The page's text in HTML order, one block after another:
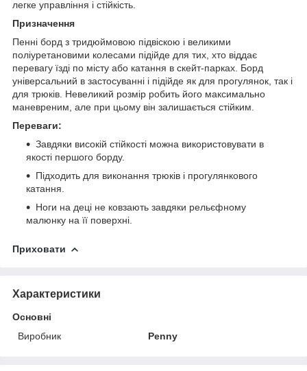
легке управління і стійкість.
Призначення
Пенні борд з тридюймовою підвіскою і великими
поліуретановими колесами підійде для тих, хто віддає
перевагу їзді по місту або катання в скейт-парках. Борд
універсальний в застосуванні і підійде як для прогулянок, так і
для трюків. Невеликий розмір робить його максимально
маневреним, але при цьому він залишається стійким.
Переваги:
Завдяки високій стійкості можна використовувати в
якості першого борду.
Підходить для виконання трюків і прогулянкового
катання.
Ноги на деці не ковзають завдяки рельєфному
малюнку на її поверхні.
Приховати
Характеристики
Основні
Виробник
Penny